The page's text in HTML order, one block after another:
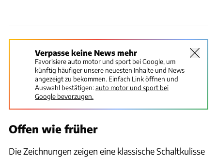
Verpasse keine News mehr
Favorisiere auto motor und sport bei Google, um
künftig häufiger unsere neuesten Inhalte und News
angezeigt zu bekommen. Einfach Link öffnen und
Auswahl bestätigen:auto motor und sport bei
Google bevorzugen.
Offen wie früher
Die Zeichnungen zeigen eine klassische Schaltkulisse